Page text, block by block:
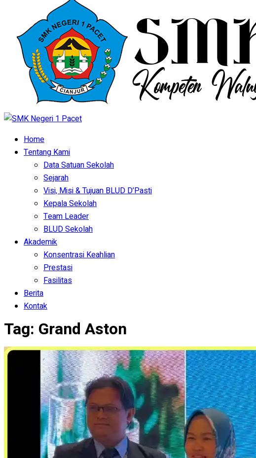
Home
Tentang Kami
Data Satuan Sekolah
Sejarah
Visi, Misi & Tujuan BLUD D’Pasti
Kepala Sekolah
Team Leader
BLUD Sekolah
Akademik
Konsentrasi Keahlian
Prestasi
Fasilitas
Berita
Kontak
Tag: Grand Aston